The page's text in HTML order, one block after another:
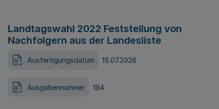
Landtagswahl 2022 Feststellung von
Nachfolgern aus der Landesliste
Ausfertigungsdatum 15.07.2026
Ausgabennummer 194